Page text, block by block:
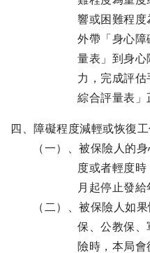
響或困難程度
外帶「身心障
量表」到身心
力，完成評估
綜合評量表」
四、障礙程度減輕或恢復
（一）、被保險人的
度或者輕度
月起停止發給
（二）、被保險人如
保、公教保、
險時，本局